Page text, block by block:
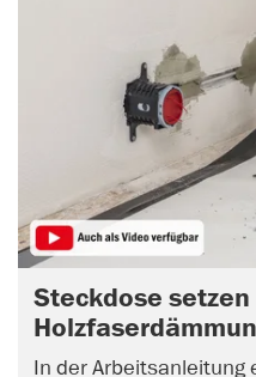
Steckdose setzen
In der Arbeitsanleitung